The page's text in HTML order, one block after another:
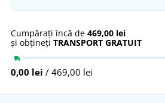
Cumpărați încă de 469,00 lei
și obțineți TRANSPORT GRATUIT
0,00 lei / 469,00 lei